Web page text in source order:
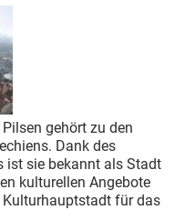
gehört zu den
Dank des
ist sie bekannt als Stadt
kulturellen Angebote
für das